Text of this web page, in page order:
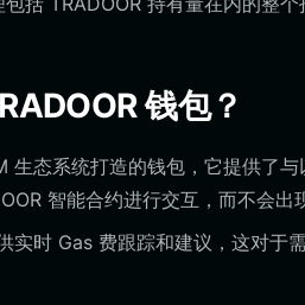
钱包？
生态系统打造的钱包，它提供了
智能合约进行交互，而不会出
实时 Gas 费跟踪和建议，这对于